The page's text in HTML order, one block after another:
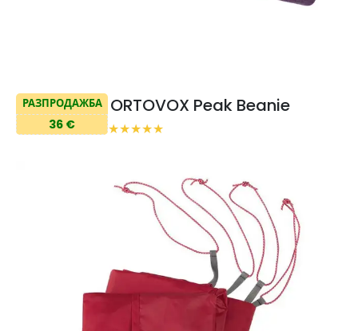
РАЗПРОДАЖБА
36 €
ORTOVOX Peak Beanie